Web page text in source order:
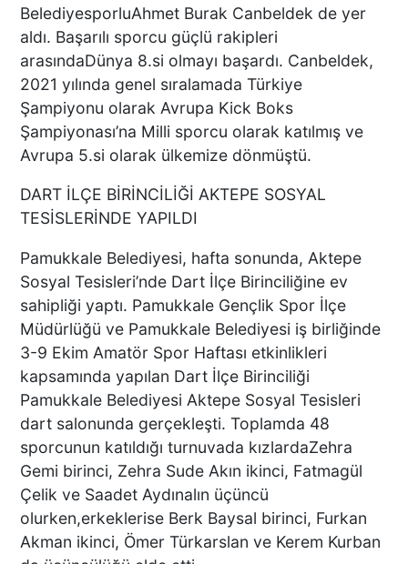
DENİZLİ’DE YAĞMUR
TRAFİĞİ BU HALE GETİRDİ
DENİZLİ BAROSU VE
İŞYERLERİNDE ARAMA
YAPILIYOR
KEKİK ÜRETİCİLERİNİN
UMUDU ALTUNTAŞ
BAHARAT ŞENLİKTE DE
YANLARINDAYDI
İKİ KADINA KURŞUN
YAĞDIRAN ŞÜPHELİNİN
KAÇIŞ ANLARI ORTAYA
ÇIKTI
TÜRKİYE BU SÖZLERLE
YIKILDI: "BEBEĞİME SİPER
BelediyesporluAhmet Burak Canbeldek de yer
aldı. Başarılı sporcu güçlü rakipleri
arasındaDünya 8.si olmayı başardı. Canbeldek,
2021 yılında genel sıralamada Türkiye
Şampiyonu olarak Avrupa Kick Boks
Şampiyonası’na Milli sporcu olarak katılmış ve
Avrupa 5.si olarak ülkemize dönmüştü.
DART İLÇE BİRİNCİLİĞİ AKTEPE SOSYAL
TESİSLERİNDE YAPILDI
Pamukkale Belediyesi, hafta sonunda, Aktepe
Sosyal Tesisleri’nde Dart İlçe Birinciliğine ev
sahipliği yaptı. Pamukkale Gençlik Spor İlçe
Müdürlüğü ve Pamukkale Belediyesi iş birliğinde
3-9 Ekim Amatör Spor Haftası etkinlikleri
kapsamında yapılan Dart İlçe Birinciliği
Pamukkale Belediyesi Aktepe Sosyal Tesisleri
dart salonunda gerçekleşti. Toplamda 48
sporcunun katıldığı turnuvada kızlardaZehra
Gemi birinci, Zehra Sude Akın ikinci, Fatmagül
Çelik ve Saadet Aydınalın üçüncü
olurken,erkeklerise Berk Baysal birinci, Furkan
Akman ikinci, Ömer Türkarslan ve Kerem Kurban